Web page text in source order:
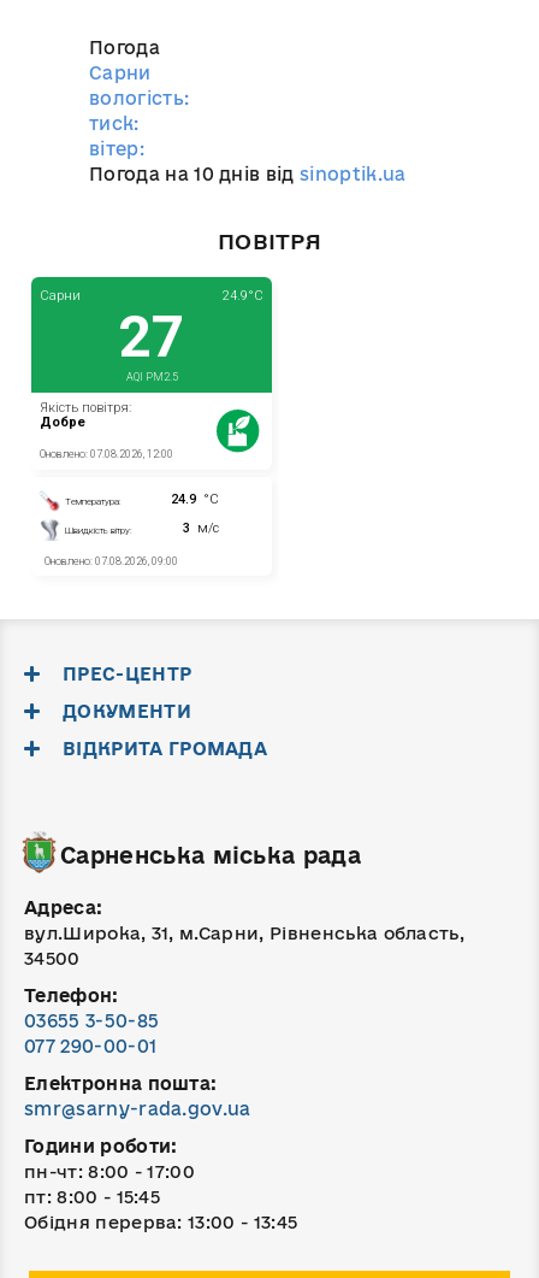
Погода
Сарни
вологість:
тиск:
вітер:
Погода на 10 днів відsinoptik.ua
ПОВІТРЯ
ПРЕС-ЦЕНТР
ДОКУМЕНТИ
ВІДКРИТА ГРОМАДА
Сарненська міська рада
Адреса:
вул.Широка, 31, м.Сарни, Рівненська область,
34500
Телефон:
03655 3-50-85
077 290-00-01
Електронна пошта:
smr@sarny-rada.gov.ua
Години роботи:
пн-чт: 8:00 - 17:00
пт: 8:00 - 15:45
Обідня перерва: 13:00 - 13:45